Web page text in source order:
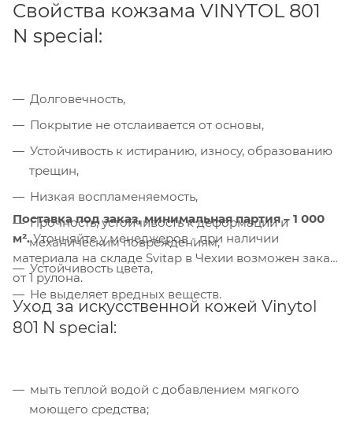
Свойства кожзама VINYTOL 801
N special:
Долговечность,
Покрытие не отслаивается от основы,
Устойчивость к истиранию, износу, образованию
трещин,
Низкая воспламеняемость,
Прочность, устойчивость к деформации и
механическим повреждениям,
Устойчивость цвета,
Не выделяет вредных веществ.
Поставка под заказ, минимальная партия – 1 000
м².Уточняйте у менеджеров - при наличии
материала на складе Svitap в Чехии возможен заказ
от 1 рулона.
Уход за искусственной кожей Vinytol
801 N special:
мыть теплой водой с добавлением мягкого
моющего средства;
Компания «Торговый Дом Технический
Текстиль» использует cookie-файлы и
обрабатывает персональные данные с
улучшает работу сайта и
взаимодействие с ним. Подробнее - в
Политике. Подтвердите ваше согласие,
нажав кнопку "Принять".
Принять